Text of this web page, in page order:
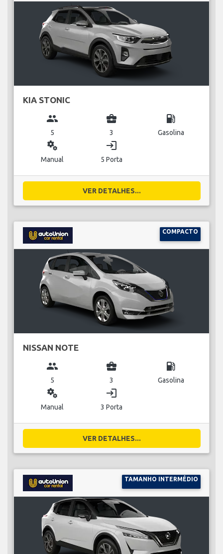
KIA STONIC
group
5
business_center
3
local_gas_station
Gasolina
miscellaneous_services
Manual
login
5 Porta
VER DETALHES...
COMPACTO
NISSAN NOTE
group
5
business_center
3
local_gas_station
Gasolina
miscellaneous_services
Manual
login
3 Porta
VER DETALHES...
TAMANHO INTERMÉDIO